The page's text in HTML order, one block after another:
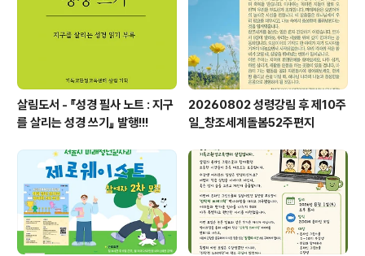
살림도서 - 『성경 필사 노트 : 지구
를 살리는 성경 쓰기』 발행!!!
20260802 성령강림 후 제10주
일_창조세계돌봄52주편지